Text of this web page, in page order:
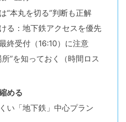
“本丸を切る”判断も正解
る：地下鉄アクセスを優先
終受付（16:10）に注意
”を知っておく（時間ロス
める
い「地下鉄」中心プラン